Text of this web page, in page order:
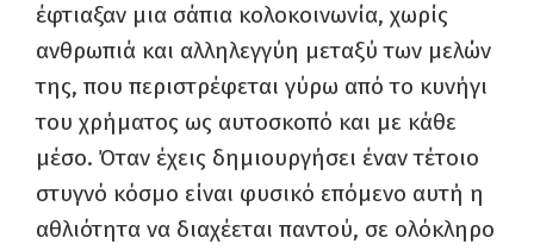
έφτιαξαν μια σάπια κολοκοινωνία, χωρίς
ανθρωπιά και αλληλεγγύη μεταξύ των μελών
της, που περιστρέφεται γύρω από το κυνήγι
του χρήματος ως αυτοσκοπό και με κάθε
μέσο. Όταν έχεις δημιουργήσει έναν τέτοιο
στυγνό κόσμο είναι φυσικό επόμενο αυτή η
αθλιότητα να διαχέεται παντού, σε ολόκληρο